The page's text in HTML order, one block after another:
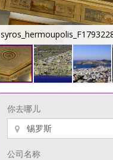
你去哪儿
公司名称